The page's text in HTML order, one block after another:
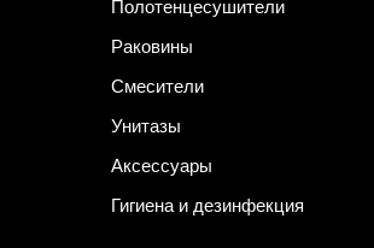
Полотенцесушители
Раковины
Смесители
Унитазы
Аксессуары
Гигиена и дезинфекция